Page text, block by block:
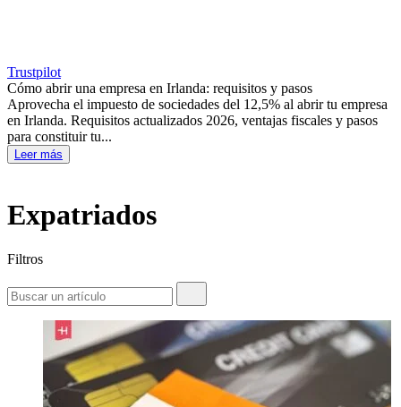
Trustpilot
Cómo abrir una empresa en Irlanda: requisitos y pasos
Aprovecha el impuesto de sociedades del 12,5% al abrir tu empresa
en Irlanda. Requisitos actualizados 2026, ventajas fiscales y pasos
para constituir tu...
Leer más
Expatriados
Filtros